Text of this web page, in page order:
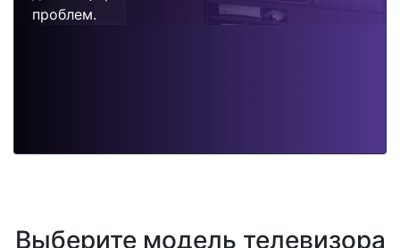
проблем.
Выберите модель телевизора